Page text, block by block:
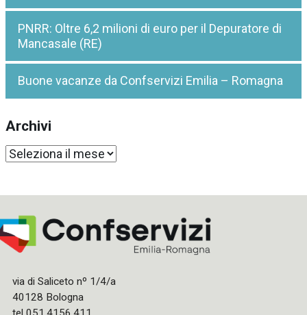
PNRR: Oltre 6,2 milioni di euro per il Depuratore di
Mancasale (RE)
Buone vacanze da Confservizi Emilia – Romagna
Archivi
Archivi
via di Saliceto nº 1/4/a
40128 Bologna